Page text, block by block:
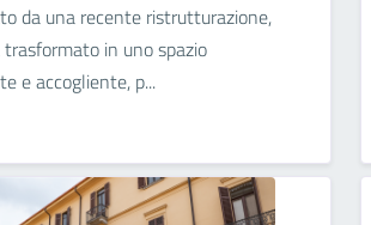
da una recente ristrutturazione,
in uno spazio
e accogliente, p...